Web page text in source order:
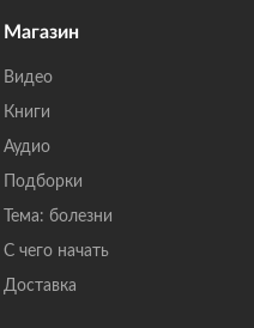
Магазин
Видео
Книги
Аудио
Подборки
Тема: болезни
С чего начать
Доставка